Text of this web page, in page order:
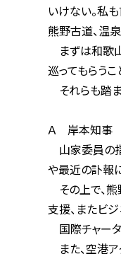
いけない。私も首
熊野古道、温泉の
まずは和歌山県白
巡ってもらうこと
それらも踏まえた
Ａ 岸本知事
山家委員の指摘の
や最近の訃報によ
その上で、熊野白
支援、またビジネ
国際チャーター便
また、空港アクセ